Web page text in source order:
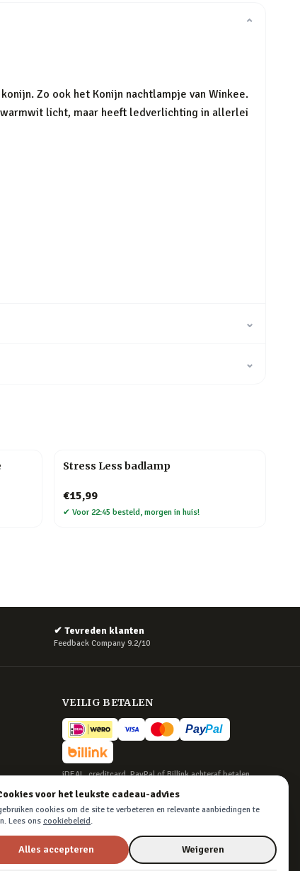
⌄
Zo ook het Konijn nachtlampje van Winkee.
licht, maar heeft ledverlichting in allerlei
⌄
⌄
Stress Less badlamp
€15,99
✔ Voor 22:45 besteld, morgen in huis!
✔ Tevreden klanten
Feedback Company 9.2/10
VEILIG BETALEN
iDEAL, creditcard, PayPal of Billink achteraf betalen
BEZORGING
Voor 22:45 besteld, morgen in huis. Tot 365
dagen retourneren.
voor het leukste cadeau-advies
cookies om de site te verbeteren en relevante aanbiedingen te
Lees ons cookiebeleid.
Alles accepteren Weigeren